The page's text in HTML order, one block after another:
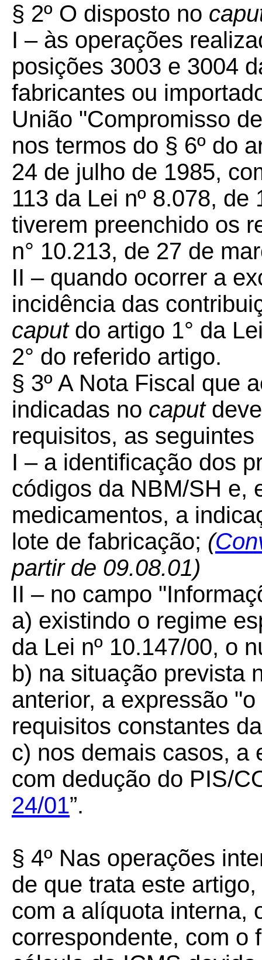
§ 2º O disposto no
I – às operações
posições 3003 e 3004
fabricantes ou
União "Compromisso
nos termos do § 6º do
24 de julho de 1985,
113 da Lei nº 8.078,
tiverem preenchido os
n° 10.213, de 27 de
II – quando ocorrer a
incidência das
caput do artigo 1° da
2° do referido artigo.
§ 3º A Nota Fiscal que
indicadas no caput
requisitos, as
I – a identificação dos
códigos da NBM/SH e,
medicamentos, a
lote de fabricação; (
partir de 09.08.01)
II – no campo
a) existindo o regime
da Lei nº 10.147/00, o
b) na situação prevista
anterior, a expressão
requisitos constantes
c) nos demais casos, a
com dedução do PIS/
24/01”.
§ 4º Nas operações
de que trata este
com a alíquota interna,
correspondente, com o